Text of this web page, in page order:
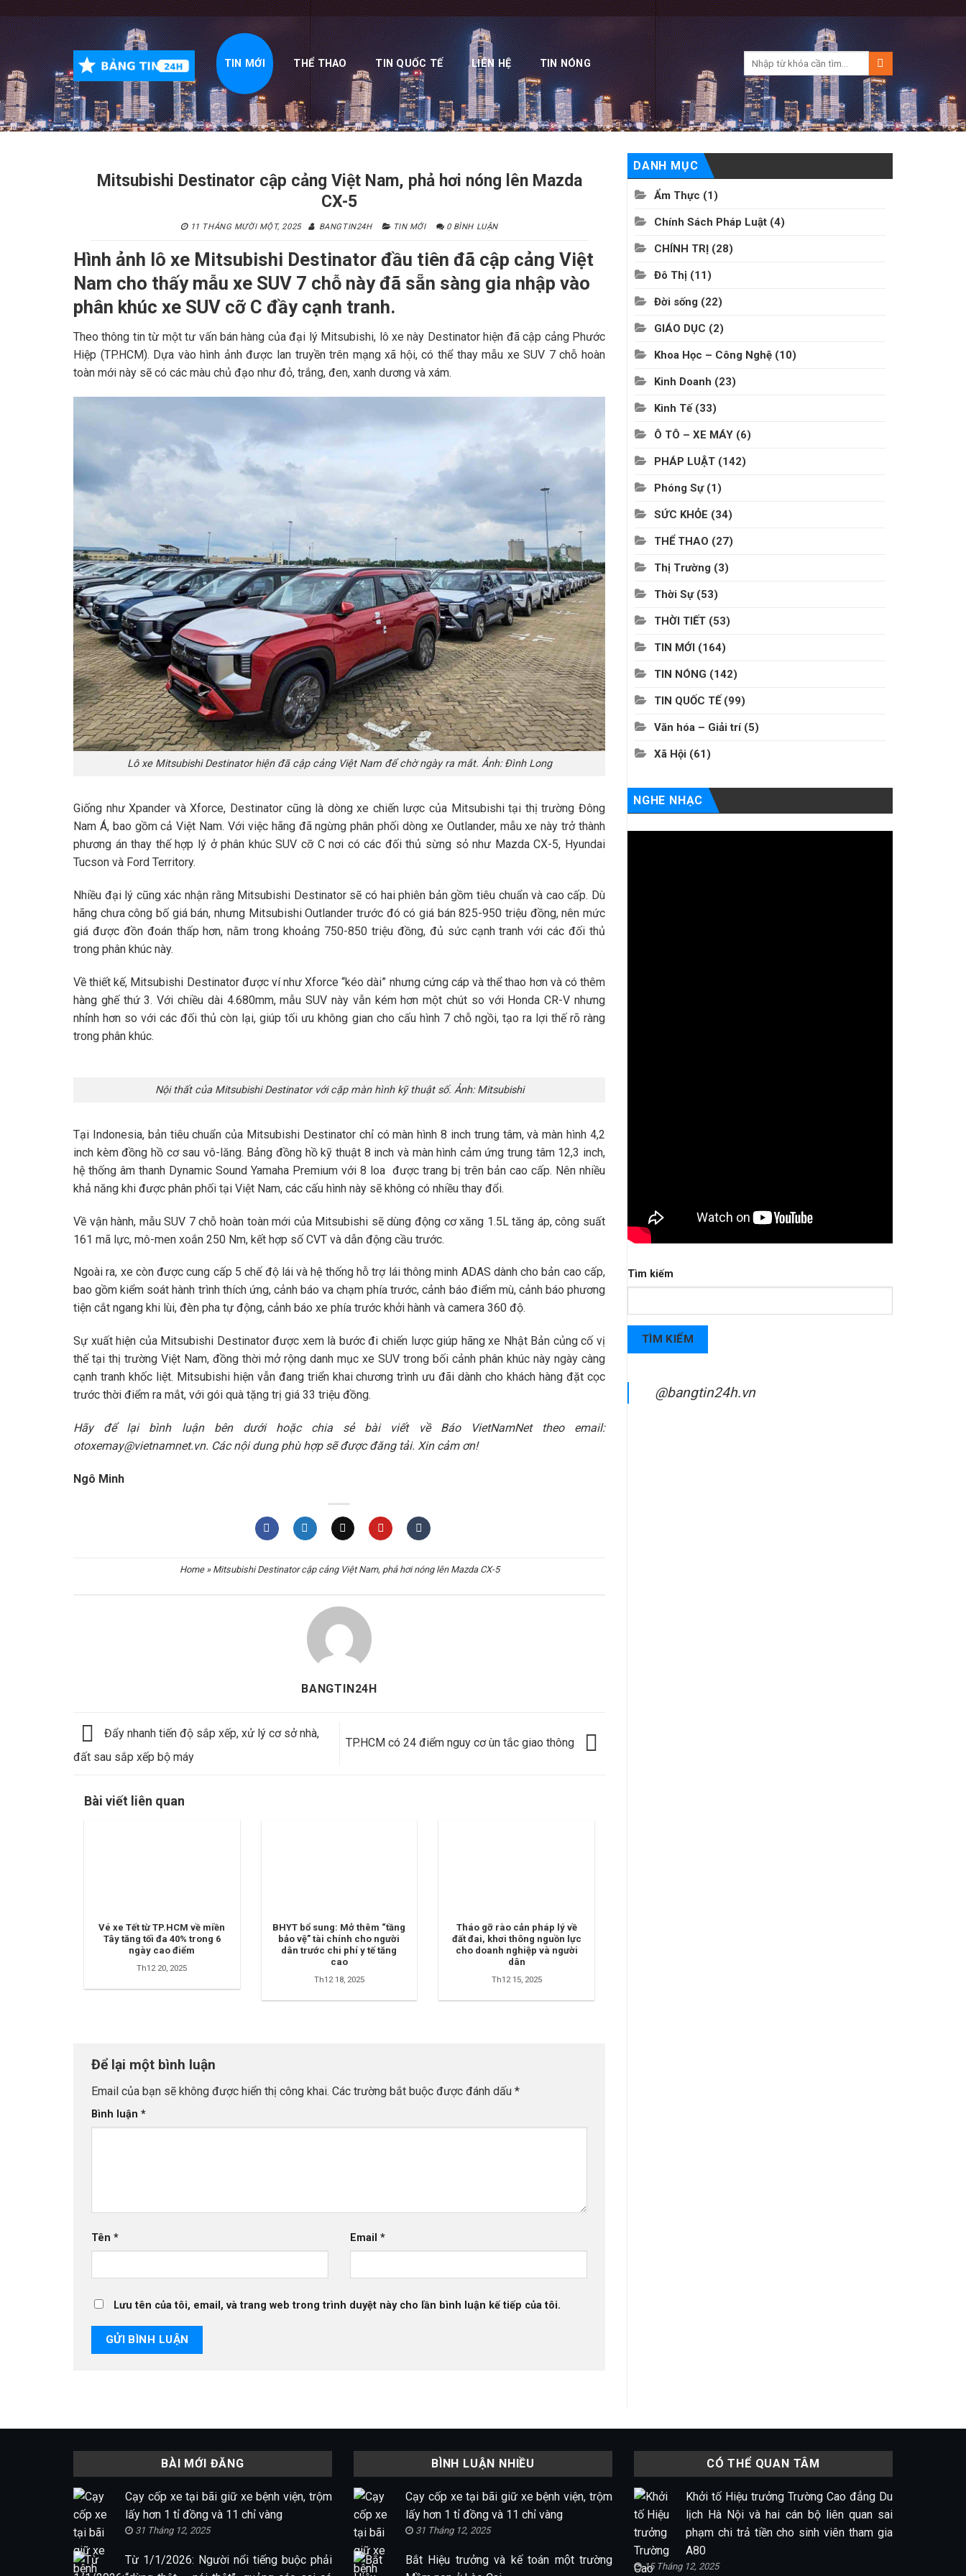
Skip
to
content
TIN MỚI THỂ THAO TIN QUỐC TẾ LIÊN HỆ TIN NÓNG
Mitsubishi Destinator cập cảng Việt Nam, phả hơi nóng lên Mazda
CX-5
11 THÁNG MƯỜI MỘT, 2025 BANGTIN24H TIN MỚI 0 BÌNH LUẬN
Hình ảnh lô xe Mitsubishi Destinator đầu tiên đã cập cảng Việt
Nam cho thấy mẫu xe SUV 7 chỗ này đã sẵn sàng gia nhập vào
phân khúc xe SUV cỡ C đầy cạnh tranh.
Theo thông tin từ một tư vấn bán hàng của đại lý Mitsubishi, lô xe này Destinator hiện đã cập cảng Phước
Hiệp (TP.HCM). Dựa vào hình ảnh được lan truyền trên mạng xã hội, có thể thay mẫu xe SUV 7 chỗ hoàn
toàn mới này sẽ có các màu chủ đạo như đỏ, trắng, đen, xanh dương và xám.
Lô xe Mitsubishi Destinator hiện đã cập cảng Việt Nam để chờ ngày ra mắt. Ảnh: Đình Long
Giống như Xpander và Xforce, Destinator cũng là dòng xe chiến lược của Mitsubishi tại thị trường Đông
Nam Á, bao gồm cả Việt Nam. Với việc hãng đã ngừng phân phối dòng xe Outlander, mẫu xe này trở thành
phương án thay thế hợp lý ở phân khúc SUV cỡ C nơi có các đối thủ sừng sỏ như Mazda CX-5, Hyundai
Tucson và Ford Territory.
Nhiều đại lý cũng xác nhận rằng Mitsubishi Destinator sẽ có hai phiên bản gồm tiêu chuẩn và cao cấp. Dù
hãng chưa công bố giá bán, nhưng Mitsubishi Outlander trước đó có giá bán 825-950 triệu đồng, nên mức
giá được đồn đoán thấp hơn, nằm trong khoảng 750-850 triệu đồng, đủ sức cạnh tranh với các đối thủ
trong phân khúc này.
Về thiết kế, Mitsubishi Destinator được ví như Xforce “kéo dài” nhưng cứng cáp và thể thao hơn và có thêm
hàng ghế thứ 3. Với chiều dài 4.680mm, mẫu SUV này vẫn kém hơn một chút so với Honda CR-V nhưng
nhỉnh hơn so với các đối thủ còn lại, giúp tối ưu không gian cho cấu hình 7 chỗ ngồi, tạo ra lợi thế rõ ràng
trong phân khúc.
Nội thất của Mitsubishi Destinator với cặp màn hình kỹ thuật số. Ảnh: Mitsubishi
Tại Indonesia, bản tiêu chuẩn của Mitsubishi Destinator chỉ có màn hình 8 inch trung tâm, và màn hình 4,2
inch kèm đồng hồ cơ sau vô-lăng. Bảng đồng hồ kỹ thuật 8 inch và màn hình cảm ứng trung tâm 12,3 inch,
hệ thống âm thanh Dynamic Sound Yamaha Premium với 8 loa được trang bị trên bản cao cấp. Nên nhiều
khả năng khi được phân phối tại Việt Nam, các cấu hình này sẽ không có nhiều thay đổi.
Về vận hành, mẫu SUV 7 chỗ hoàn toàn mới của Mitsubishi sẽ dùng động cơ xăng 1.5L tăng áp, công suất
161 mã lực, mô-men xoắn 250 Nm, kết hợp số CVT và dẫn động cầu trước.
Ngoài ra, xe còn được cung cấp 5 chế độ lái và hệ thống hỗ trợ lái thông minh ADAS dành cho bản cao cấp,
bao gồm kiểm soát hành trình thích ứng, cảnh báo va chạm phía trước, cảnh báo điểm mù, cảnh báo phương
tiện cắt ngang khi lùi, đèn pha tự động, cảnh báo xe phía trước khởi hành và camera 360 độ.
Sự xuất hiện của Mitsubishi Destinator được xem là bước đi chiến lược giúp hãng xe Nhật Bản củng cố vị
thế tại thị trường Việt Nam, đồng thời mở rộng danh mục xe SUV trong bối cảnh phân khúc này ngày càng
cạnh tranh khốc liệt. Mitsubishi hiện vẫn đang triển khai chương trình ưu đãi dành cho khách hàng đặt cọc
trước thời điểm ra mắt, với gói quà tặng trị giá 33 triệu đồng.
Hãy để lại bình luận bên dưới hoặc chia sẻ bài viết về Báo VietNamNet theo email:
otoxemay@vietnamnet.vn. Các nội dung phù hợp sẽ được đăng tải. Xin cảm ơn!
Ngô Minh
Home» Mitsubishi Destinator cập cảng Việt Nam, phả hơi nóng lên Mazda CX-5
BANGTIN24H
Đẩy nhanh tiến độ sắp xếp, xử lý cơ sở nhà,
đất sau sắp xếp bộ máy
TP.HCM có 24 điểm nguy cơ ùn tắc giao thông
Bài viết liên quan
Vé xe Tết từ TP.HCM về miền
Tây tăng tối đa 40% trong 6
ngày cao điểm
Th12 20, 2025
BHYT bổ sung: Mở thêm “tầng
bảo vệ” tài chính cho người
dân trước chi phí y tế tăng
cao
Th12 18, 2025
Tháo gỡ rào cản pháp lý về
đất đai, khơi thông nguồn lực
cho doanh nghiệp và người
dân
Th12 15, 2025
Để lại một bình luận
Email của bạn sẽ không được hiển thị công khai. Các trường bắt buộc được đánh dấu *
Bình luận *
Tên * Email *
Lưu tên của tôi, email, và trang web trong trình duyệt này cho lần bình luận kế tiếp của tôi.
DANH MỤC
Ẩm Thực (1)
Chính Sách Pháp Luật (4)
CHÍNH TRỊ (28)
Đô Thị (11)
Đời sống (22)
GIÁO DỤC (2)
Khoa Học – Công Nghệ (10)
Kinh Doanh (23)
Kinh Tế(33)
Ô TÔ – XE MÁY (6)
PHÁP LUẬT (142)
Phóng Sự(1)
SỨC KHỎE (34)
THỂ THAO (27)
Thị Trường (3)
Thời Sự(53)
THỜI TIẾT (53)
TIN MỚI (164)
TIN NÓNG (142)
TIN QUỐC TẾ (99)
Văn hóa – Giải trí(5)
Xã Hội (61)
NGHE NHẠC
Tìm kiếm
TÌM KIẾM
@bangtin24h.vn
BÀI MỚI ĐĂNG
Cạy cốp xe tại bãi giữ xe bệnh viện, trộm
lấy hơn 1 tỉ đồng và 11 chỉ vàng
31 Tháng 12, 2025
Từ 1/1/2026: Người nổi tiếng buộc phải
BÌNH LUẬN NHIỀU
Cạy cốp xe tại bãi giữ xe bệnh viện, trộm
lấy hơn 1 tỉ đồng và 11 chỉ vàng
31 Tháng 12, 2025
Bắt Hiệu trưởng và kế toán một trường
CÓ THỂ QUAN TÂM
Khởi tố Hiệu trưởng Trường Cao đẳng Du
lịch Hà Nội và hai cán bộ liên quan sai
phạm chi trả tiền cho sinh viên tham gia
A80
15 Tháng 12, 2025